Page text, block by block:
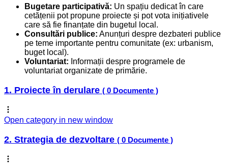
Bugetare participativă: Un spațiu dedicat în care
cetățenii pot propune proiecte și pot vota inițiativele
care să fie finanțate din bugetul local.
Consultări publice: Anunțuri despre dezbateri publice
pe teme importante pentru comunitate (ex: urbanism,
buget local).
Voluntariat: Informații despre programele de
voluntariat organizate de primărie.
1. Proiecte în derulare ( 0 Documente )
Open category in new window
2. Strategia de dezvoltare ( 0 Documente )